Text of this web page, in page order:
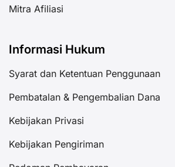
Mitra Afiliasi
Informasi Hukum
Syarat dan Ketentuan Penggunaan
Pembatalan & Pengembalian Dana
Kebijakan Privasi
Kebijakan Pengiriman